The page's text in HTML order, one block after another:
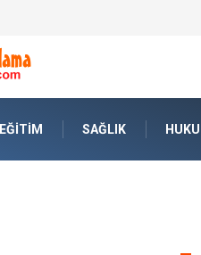
EĞITIM SAĞLIK